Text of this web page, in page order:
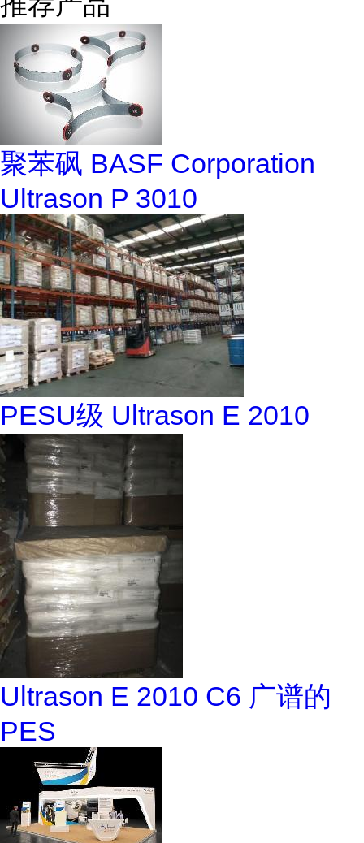
聚苯砜 BASF Corporation
Ultrason P 3010
PESU级 Ultrason E 2010
Ultrason E 2010 C6 广谱的
PES